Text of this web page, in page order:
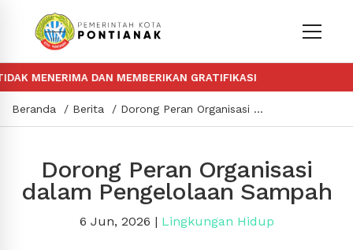
DAN MEMBERIKAN GRATIFIKASI
Beranda Berita Dorong Peran Organisasi dalam Pengelolaan Sampah
Dorong Peran Organisasi
dalam Pengelolaan Sampah
6 Jun, 2026 | Lingkungan Hidup